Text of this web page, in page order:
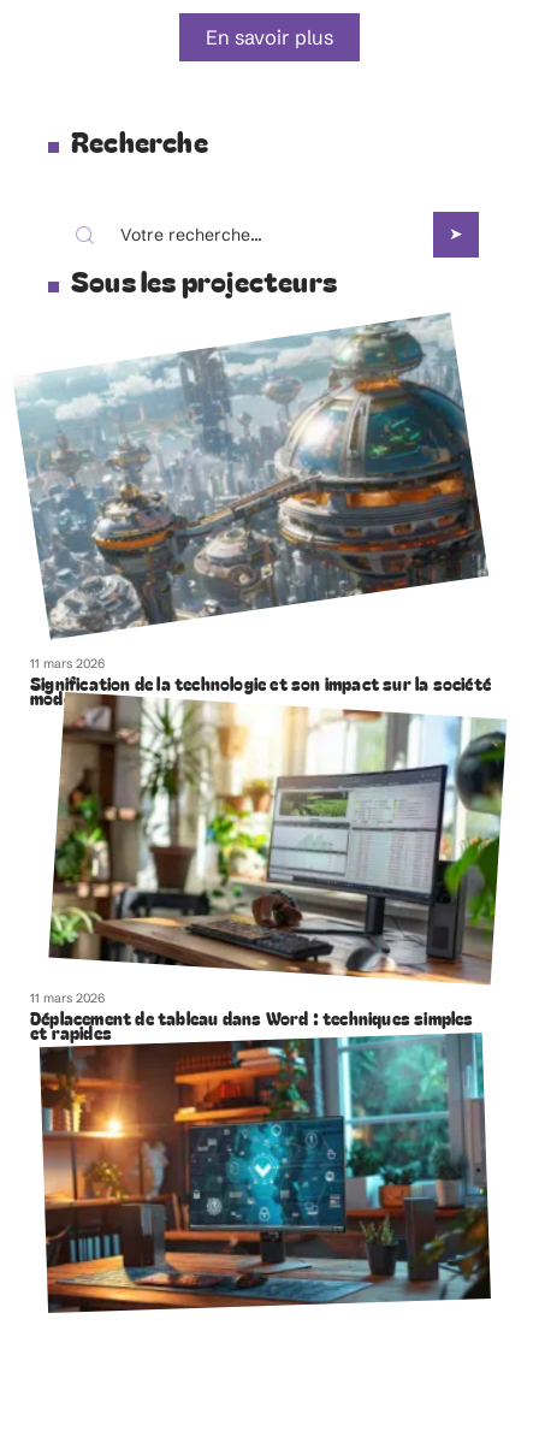
En savoir plus
Recherche
Sous les projecteurs
11 mars 2026
Signification de la technologie et son impact sur la société
moderne
11 mars 2026
Déplacement de tableau dans Word : techniques simples
et rapides